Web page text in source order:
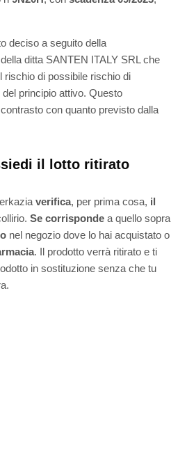
deciso a seguito della
ditta SANTEN ITALY SRL che
rischio di possibile rischio di
principio attivo. Questo
con quanto previsto dalla
il lotto ritirato
verifica, per prima cosa, il
Se corrisponde a quello sopra
nel negozio dove lo hai acquistato o
. Il prodotto verrà ritirato e ti
in sostituzione senza che tu